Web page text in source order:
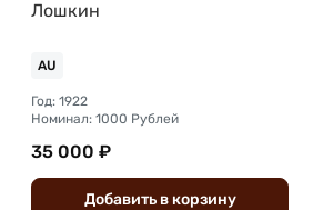
Лошкин
AU
Год: 1922
Номинал: 1000 Рублей
35 000 ₽
Добавить вкорзину